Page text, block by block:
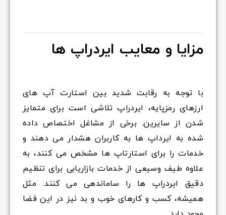
مزایا و معایب ایردراپ ها
با توجه به رقابت شدید بین استارت آپ های
ارزهای رمزپایه، ایردراپ تلاشی است برای متمایز
شدن از سایرین. برخی از مشاغل اختصاص داده
شده به ایرداپ ها به کاربران هشدار می دهند و
خدمات را برای استارتاپ ها مشخص می کنند، به
علاوه طیف وسیعی از خدمات بازاریابی برای تنظیم
دقیق ایردراپ ها را ساماندهی می کنند. مثل
همیشه، کسب و کارهای خوب و بد نیز در این فضا